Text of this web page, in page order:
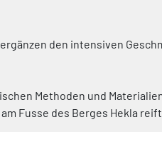
den intensiven
Methoden und
Fusse des Berges Hekla reift.